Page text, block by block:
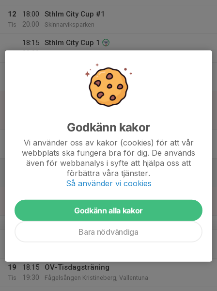
12
Tis
18:00
20:00
Sthlm City Cup #1
Skinnarviksparken
18:15
20:30
Sthlm City Cup 1
Veckans bana, ingen gemensam träning
Albano, se PM via länk
Sön
v.21
19
Tis
18:15
19:30
OV-Tisdagsträning
Fågelsången Kristineberg, Vallentuna
Godkänn kakor
Vi använder oss av kakor (cookies) för att vår
webbplats ska fungera bra för dig. De används
även för webbanalys i syfte att hjälpa oss att
förbättra våra tjänster.
Så använder vi cookies
Godkänn alla kakor
Bara nödvändiga